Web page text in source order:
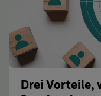
Drei Vorteile,